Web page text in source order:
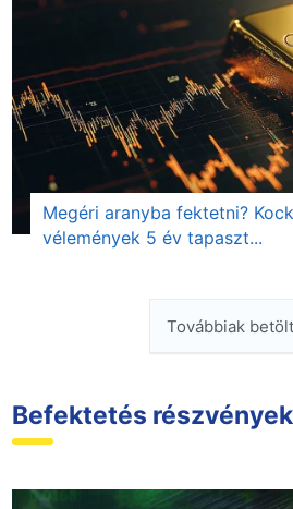
Megéri aranyba fektetni?
vélemények 5 év tapaszt...
Továbbiak
Befektetés